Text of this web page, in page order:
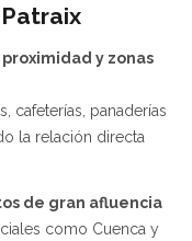
y zonas
cafeterías, panaderías
la relación directa
de gran afluencia
como Cuenca y